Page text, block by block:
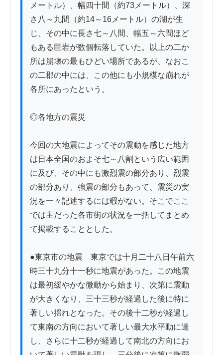
メートル）、幅四十間（約73メートル）、深
さ八～九間（約14～16メートル）の湖が生
じ、その中に長さ七～八間、幅五～六間ほど
もある巨岩が数個転落していた。以上の二か
所は崩壊の最もひどい場所であるが、なおこ
の二郡の中には、この他にも小規模な崩れが
各所にあったという。
◎各地方の震災
今回の大地震によってその震動を感じた地方
は日本全国のおよそ七～八割という広い範囲
に及び、その中にも激烈震の部分あり、烈震
の部分あり、強震の部分もあって、震災の実
況を一々記述するには暇がない。そこでここ
では主だった各市街の状況を一括してまとめ
て掲載することとした。
●東京市の地震　東京では十月二十八日午前六
時三十九分十一秒に地震があった。この地震
は最初緩やかな微動から始まり、次第に震動
が大きくなり、三十三秒が経過した後に特に
著しい揺れとなった。その後十二秒が経過し
て東南の方向において著しい最大水平動に達
し、さらに十二秒が経過して南北の方向にお